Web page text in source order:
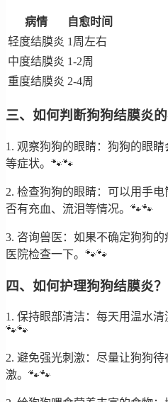
病情
自愈时间
轻度结膜炎 1周左右
中度结膜炎 1-2周
重度结膜炎 2-4周
三、如何判断狗狗结膜炎的
1. 观察狗狗的眼睛：狗狗的眼
等症状。🐾🐾
2. 检查狗狗的眼睛：可以用手
否有充血、流泪等情况。🐾🐾
3. 咨询兽医：如果不确定狗狗
医院检查一下。🐾🐾
四、如何护理狗狗结膜炎？
1. 保持眼部清洁：每天用温水清
🐾🐾
2. 避免强光刺激：尽量让狗狗
激。🐾🐾